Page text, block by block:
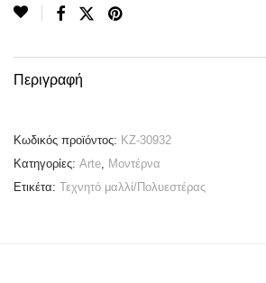
Περιγραφή
Κωδικός προϊόντος: KZ-30932
Κατηγορίες: Arte, Μοντέρνα
Ετικέτα: Τεχνητό μαλλί/Πολυεστέρας